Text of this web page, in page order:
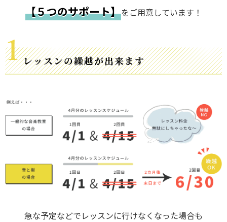
【５つのサポート】をご用意しています！
レッスンの繰越が出来ます
急な予定などでレッスンに行けなくなった場合も